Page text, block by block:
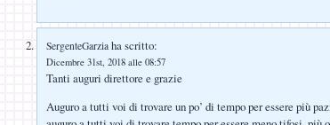
SergenteGarzia ha scritto:
Dicembre 31st, 2018 alle 08:57
Tanti auguri direttore e grazie
Auguro a tutti voi di trovare un po’ di tempo per essere più